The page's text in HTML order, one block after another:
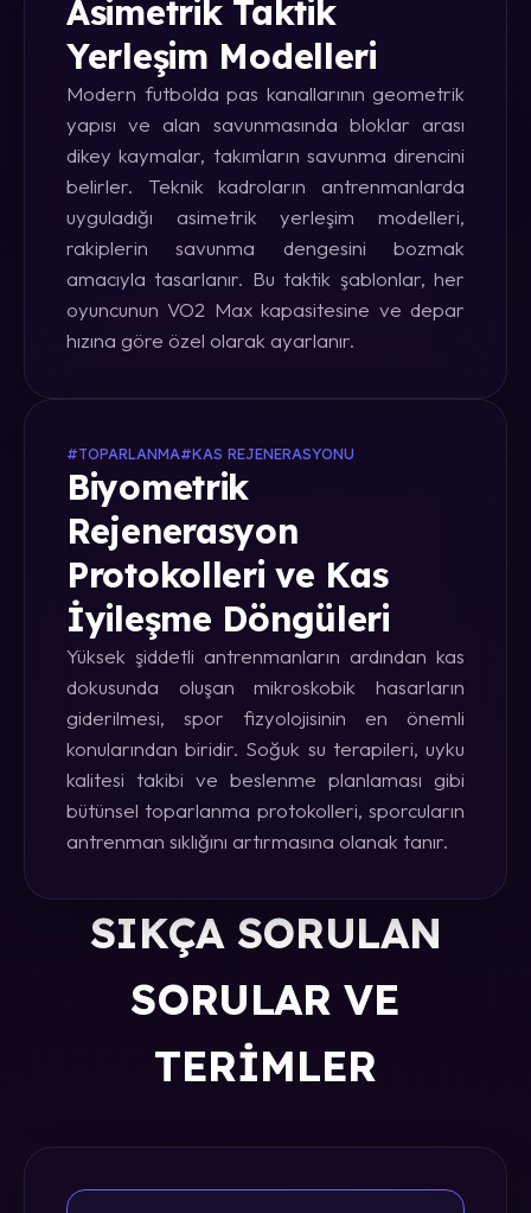
Asimetrik Taktik
Yerleşim Modelleri
Modern futbolda pas kanallarının geometrik
yapısı ve alan savunmasında bloklar arası
dikey kaymalar, takımların savunma direncini
belirler. Teknik kadroların antrenmanlarda
uyguladığı asimetrik yerleşim modelleri,
rakiplerin savunma dengesini bozmak
amacıyla tasarlanır. Bu taktik şablonlar, her
oyuncunun VO2 Max kapasitesine ve depar
hızına göre özel olarak ayarlanır.
#TOPARLANMA#KAS REJENERASYONU
Biyometrik
Rejenerasyon
Protokolleri ve Kas
İyileşme Döngüleri
Yüksek şiddetli antrenmanların ardından kas
dokusunda oluşan mikroskobik hasarların
giderilmesi, spor fizyolojisinin en önemli
konularından biridir. Soğuk su terapileri, uyku
kalitesi takibi ve beslenme planlaması gibi
bütünsel toparlanma protokolleri, sporcuların
antrenman sıklığını artırmasına olanak tanır.
SIKÇA SORULAN
SORULAR VE
TERIMLER